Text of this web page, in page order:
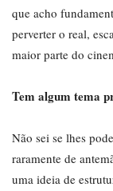
que acho
perverter o real,
maior parte do
Tem algum tema
Não sei se lhes
raramente de
uma ideia de